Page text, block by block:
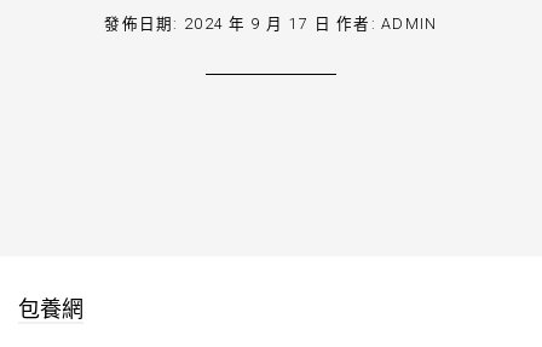
發佈日期: 2024 年 9 月 17 日 作者:ADMIN
包養網